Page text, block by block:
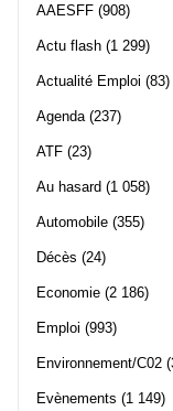
AAESFF (908)
Actu flash (1 299)
Actualité Emploi (83)
Agenda (237)
ATF (23)
Au hasard (1 058)
Automobile (355)
Décès (24)
Economie (2 186)
Emploi (993)
Environnement/C02
Evènements (1 149)